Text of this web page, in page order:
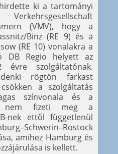
ki a tartományi
Verkehrsgesellschaft
(VMV), hogy a
Binz (RE 9) és a
(RE 10) vonalakra a
DB Regio helyett az
szolgáltatónak.
rögtön farkast
a szolgáltatás
színvonala és a
nem fizeti meg a
nek ettől függetlenül
amihez Hamburg és
is kellett.